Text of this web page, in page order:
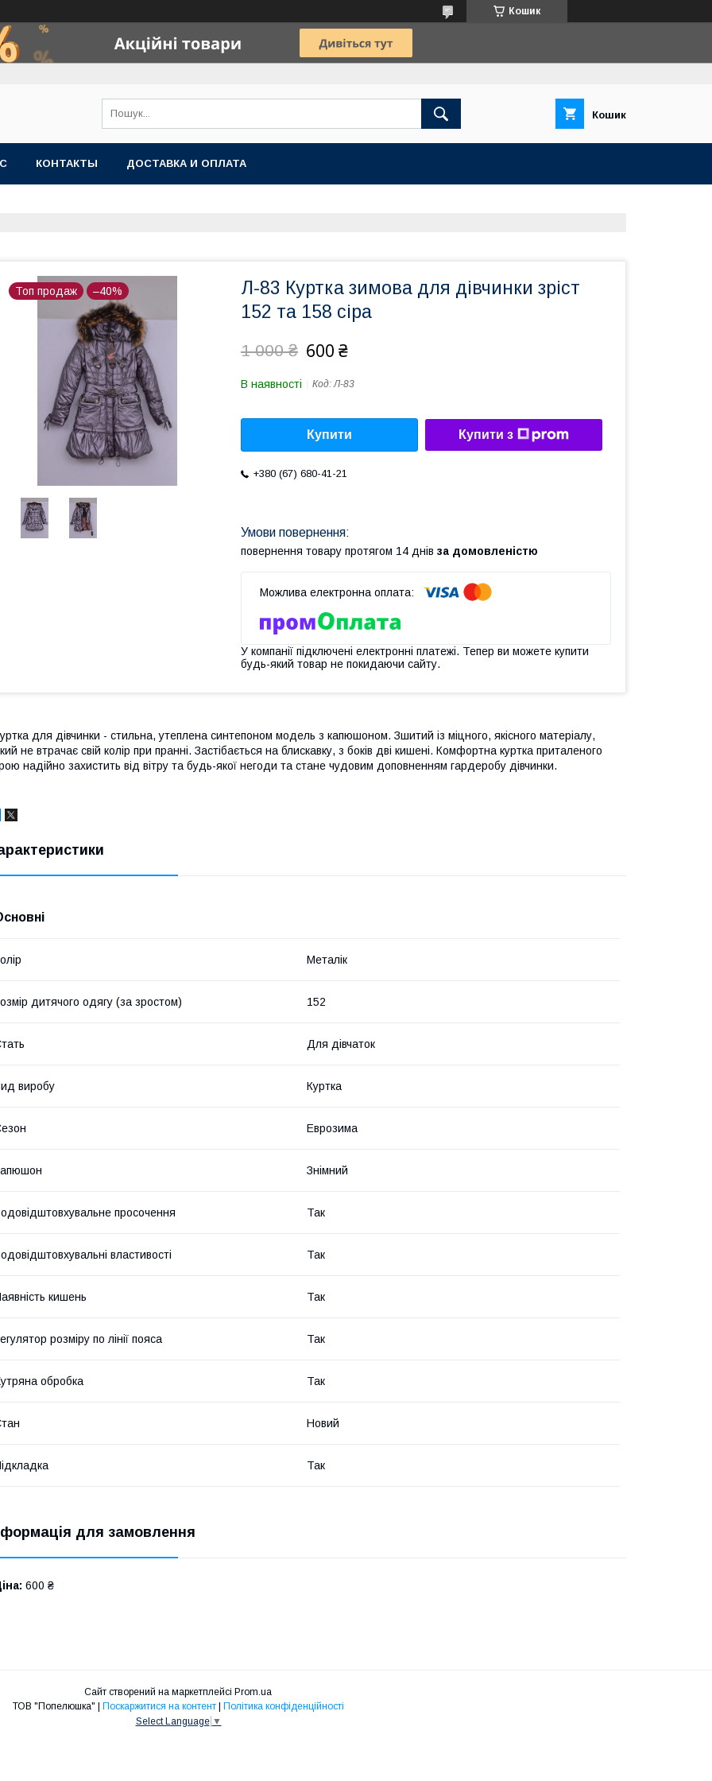
Кошик
Кошик
КОНТАКТЫ ДОСТАВКА И ОПЛАТА
Топ продаж –40%
Л-83 Куртка зимова для дівчинки зріст
152 та 158 сіра
1 000 ₴ 600 ₴
В наявності Код:Л-83
Купити Купити з
+380 (67) 680-41-21
повернення товару протягом 14 днів за домовленістю
У компанії підключені електронні платежі. Тепер ви можете купити
будь-який товар не покидаючи сайту.
для дівчинки - стильна, утеплена синтепоном модель з капюшоном. Зшитий із міцного, якісного матеріалу,
не втрачає свій колір при пранні. Застібається на блискавку, з боків дві кишені. Комфортна куртка приталеного
надійно захистить від вітру та будь-якої негоди та стане чудовим доповненням гардеробу дівчинки.
Металік
дитячого одягу (за зростом) 152
Для дівчаток
виробу Куртка
Еврозима
Знімний
просочення Так
властивості Так
кишень Так
розміру по лінії пояса Так
обробка Так
Новий
Так
для замовлення
600 ₴
Сайт створений на маркетплейсі Prom.ua
ТОВ "Попелюшка" | Поскаржитися на контент | Політика конфіденційності
Select Language ▼